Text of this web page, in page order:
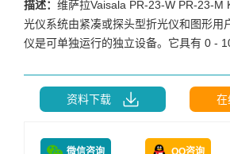
描述： 维萨拉Vaisala PR-23-W PR-23-M K‑PATENTS® 在线折
光仪系统由紧凑或探头型折光仪和图形用
仪是可单独运行的独立设备。它具有 0 -
资料下载 在
微信咨询 QQ咨询